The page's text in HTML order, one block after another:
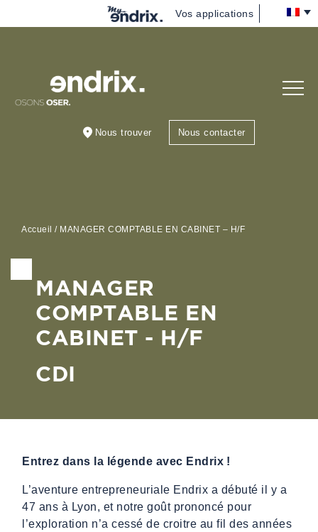
Nous
Vous
accompagner
Nous rejoindre
Vos applications
Nous trouver Nous contacter
Accueil / MANAGER COMPTABLE EN CABINET – H/F
MANAGER
COMPTABLE EN
CABINET - H/F
CDI
Entrez dans la légende avec Endrix !
L’aventure entrepreneuriale Endrix a débuté il y a
47 ans à Lyon, et ​notre goût prononcé pour
l’exploration n’a cessé de croitre ​au fil des années